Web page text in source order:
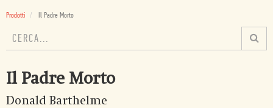
Prodotti Il Padre Morto
Il Padre Morto
Donald Barthelme